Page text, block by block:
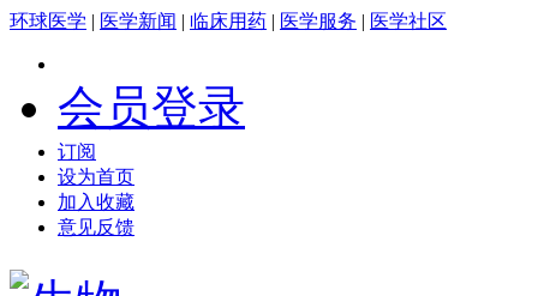
环球医学 | 医学新闻 | 临床用药 | 医学服务 | 医学社区
会员登录
订阅
设为首页
加入收藏
意见反馈